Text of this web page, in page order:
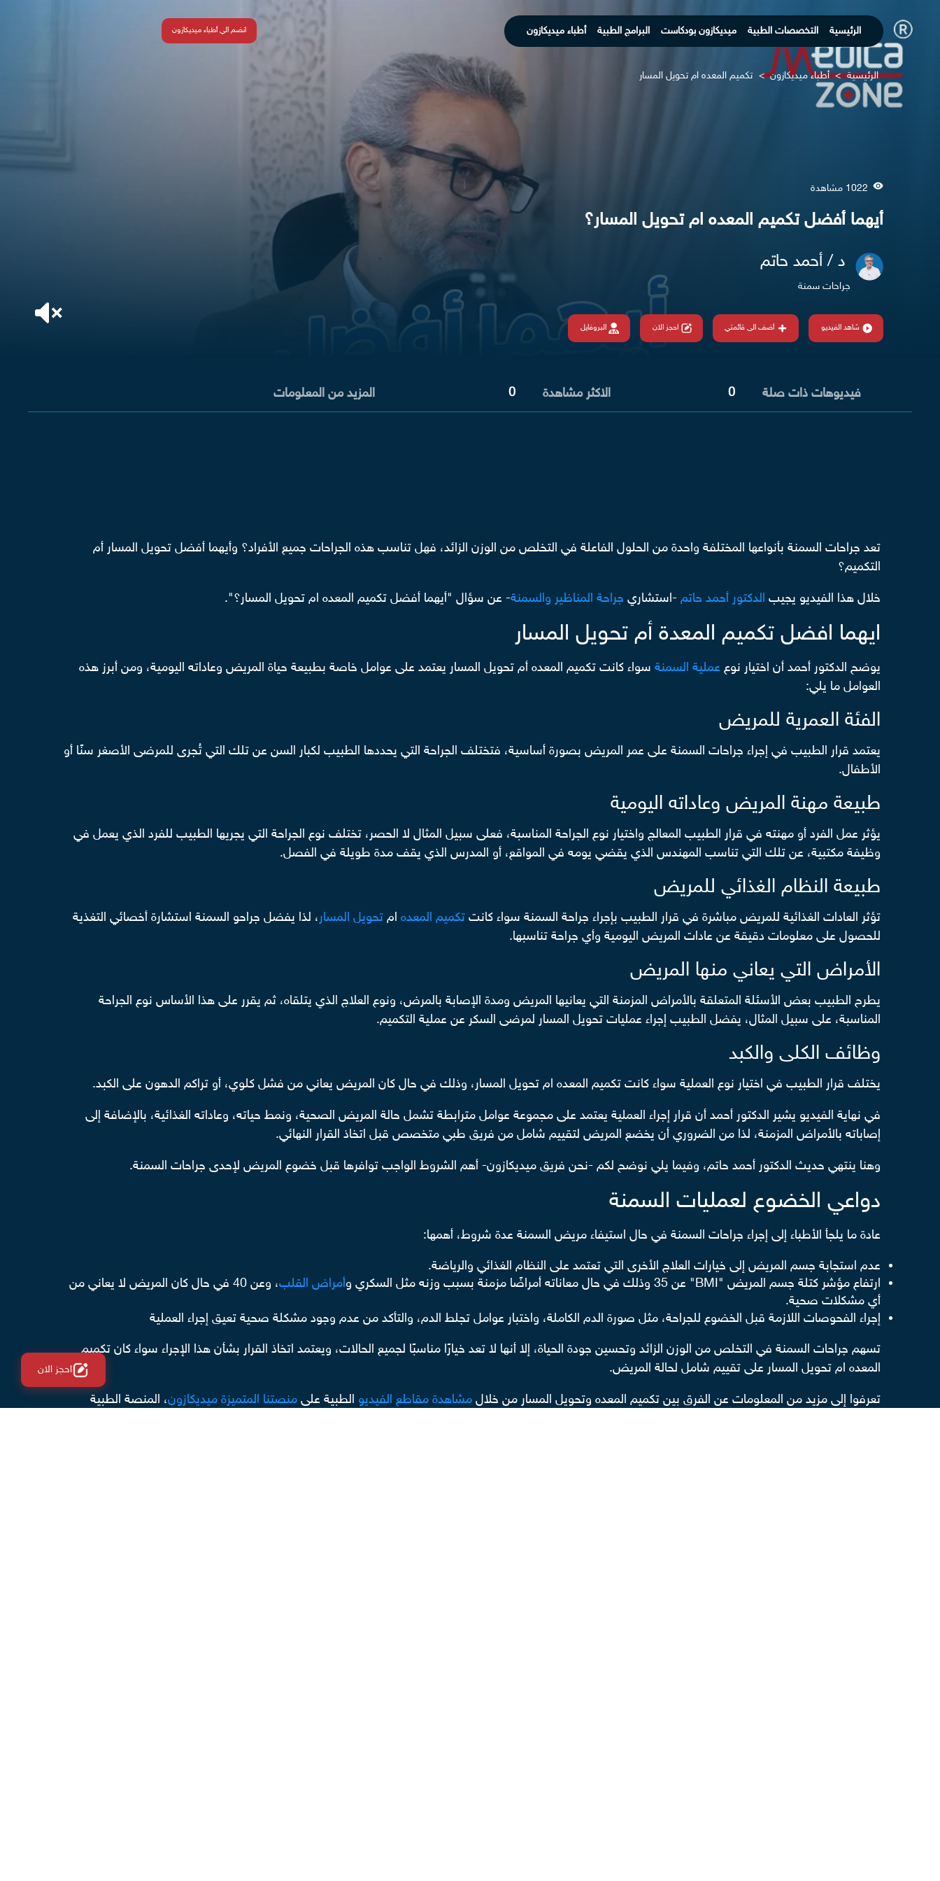
انضم الي أطباء ميديكازون الرئيسية التخصصات الطبية ميديكازون بودكاست البرامج الطبية أطباء ميديكازون
الرئيسية > أطباء ميديكازون > تكميم المعده ام تحويل المسار
1022 مشاهدة
أيهما أفضل تكميم المعده ام تحويل المسار؟
د / أحمد حاتم
جراحات سمنة
شاهد الفيديو أضف الى قائمتي احجز الان البروفايل
فيديوهات ذات صلة 0 الاكثر مشاهدة 0 المزيد من المعلومات
تعد جراحات السمنة بأنواعها المختلفة واحدة من الحلول الفاعلة في التخلص من الوزن الزائد، فهل تناسب هذه الجراحات جميع الأفراد؟ وأيهما أفضل تحويل المسار أم
التكميم؟
خلال هذا الفيديو يجيب الدكتور أحمد حاتم-استشاري جراحة المناظير والسمنة- عن سؤال "أيهما أفضل تكميم المعده ام تحويل المسار؟".
ايهما افضل تكميم المعدة أم تحويل المسار
يوضح الدكتور أحمد أن اختيار نوع عملية السمنةسواء كانت تكميم المعده أم تحويل المسار يعتمد على عوامل خاصة بطبيعة حياة المريض وعاداته اليومية، ومن أبرز هذه
العوامل ما يلي:
الفئة العمرية للمريض
يعتمد قرار الطبيب في إجراء جراحات السمنة على عمر المريض بصورة أساسية، فتختلف الجراحة التي يحددها الطبيب لكبار السن عن تلك التي تُجرى للمرضى الأصغر سنًا أو
الأطفال.
طبيعة مهنة المريض وعاداته اليومية
يؤثر عمل الفرد أو مهنته في قرار الطبيب المعالج واختيار نوع الجراحة المناسبة، فعلى سبيل المثال لا الحصر، تختلف نوع الجراحة التي يجريها الطبيب للفرد الذي يعمل في
وظيفة مكتبية، عن تلك التي تناسب المهندس الذي يقضي يومه في المواقع، أو المدرس الذي يقف مدة طويلة في الفصل.
طبيعة النظام الغذائي للمريض
تؤثر العادات الغذائية للمريض مباشرة في قرار الطبيب بإجراء جراحة السمنة سواء كانت تكميم المعدهام تحويل المسار، لذا يفضل جراحو السمنة استشارة أخصائي التغذية
للحصول على معلومات دقيقة عن عادات المريض اليومية وأي جراحة تناسبها.
الأمراض التي يعاني منها المريض
يطرح الطبيب بعض الأسئلة المتعلقة بالأمراض المزمنة التي يعانيها المريض ومدة الإصابة بالمرض، ونوع العلاج الذي يتلقاه، ثم يقرر على هذا الأساس نوع الجراحة
المناسبة، على سبيل المثال، يفضل الطبيب إجراء عمليات تحويل المسار لمرضى السكر عن عملية التكميم.
وظائف الكلى والكبد
يختلف قرار الطبيب في اختيار نوع العملية سواء كانت تكميم المعده ام تحويل المسار، وذلك في حال كان المريض يعاني من فشل كلوي، أو تراكم الدهون على الكبد.
في نهاية الفيديو يشير الدكتور أحمد أن قرار إجراء العملية يعتمد على مجموعة عوامل مترابطة تشمل حالة المريض الصحية، ونمط حياته، وعاداته الغذائية، بالإضافة إلى
إصاباته بالأمراض المزمنة، لذا من الضروري أن يخضع المريض لتقييم شامل من فريق طبي متخصص قبل اتخاذ القرار النهائي.
وهنا ينتهي حديث الدكتور أحمد حاتم، وفيما يلي نوضح لكم -نحن فريق ميديكازون- أهم الشروط الواجب توافرها قبل خضوع المريض لإحدى جراحات السمنة.
دواعي الخضوع لعمليات السمنة
عادة ما يلجأ الأطباء إلى إجراء جراحات السمنة في حال استيفاء مريض السمنة عدة شروط، أهمها:
عدم استجابة جسم المريض إلى خيارات العلاج الأخرى التي تعتمد على النظام الغذائي والرياضة.
ارتفاع مؤشر كتلة جسم المريض "BMI" عن 35 وذلك في حال معاناته أمراضًا مزمنة بسبب وزنه مثل السكري و
أمراض القلب
، وعن 40 في حال كان المريض لا يعاني من
أي مشكلات صحية.
إجراء الفحوصات اللازمة قبل الخضوع للجراحة، مثل صورة الدم الكاملة، واختبار عوامل تجلط الدم، والتأكد من عدم وجود مشكلة صحية تعيق إجراء العملية
تسهم جراحات السمنة في التخلص من الوزن الزائد وتحسين جودة الحياة، إلا أنها لا تعد خيارًا مناسبًا لجميع الحالات، ويعتمد اتخاذ القرار بشأن هذا الإجراء سواء كان تكميم
المعده ام تحويل المسار على تقييم شامل لحالة المريض.
تعرفوا إلى مزيد من المعلومات عن الفرق بين تكميم المعده وتحويل المسار من خلال مشاهدة مقاطع الفيديو الطبية على منصتنا المتميزة ميديكازون، المنصة الطبية
احجز الان